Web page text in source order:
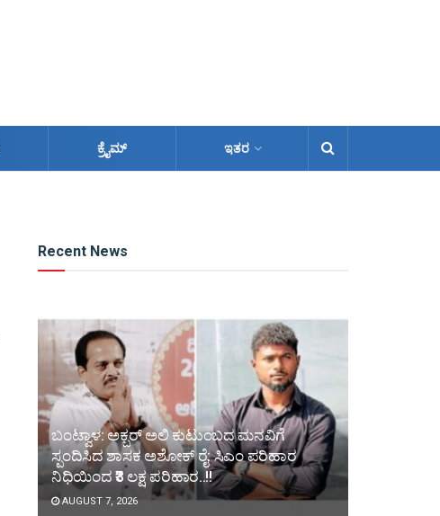
ಕ್ರೈಮ್ ಇತರ
Recent News
ಬಂಟ್ವಾಳ: ಅಕ್ಬರ್ ಅಲಿ ಕುಟುಂಬದ ಮನವಿಗೆ
ಸ್ಪಂದಿಸಿದ ಶಾಸಕ ಅಶೋಕ್ ರೈ: ಸಿಎಂ ಪರಿಹಾರ
ನಿಧಿಯಿಂದ ₹3 ಲಕ್ಷ ಪರಿಹಾರ..!!
AUGUST 7, 2026